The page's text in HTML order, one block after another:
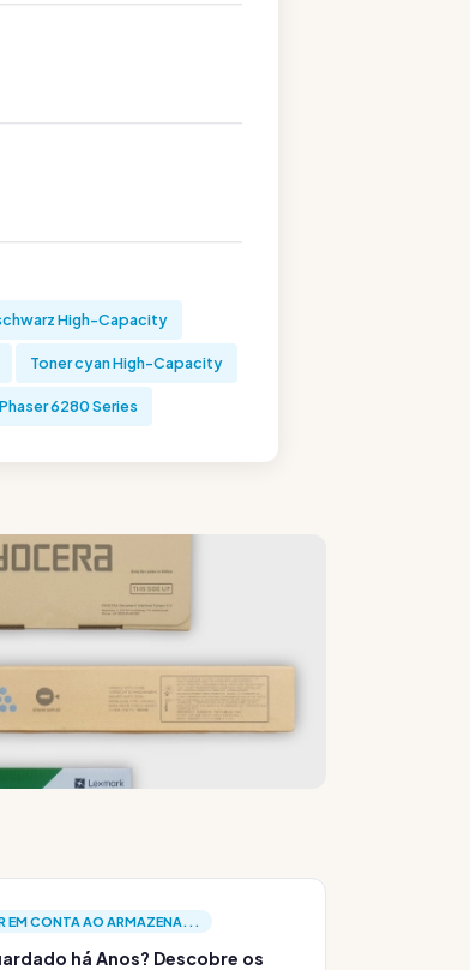
High-Capacity
Toner cyan High-Capacity
6280 Series
EM CONTA AO ARMAZENA...
há Anos? Descobre os